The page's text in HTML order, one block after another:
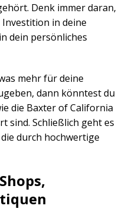
Denk immer daran,
Investition in deine
dein persönliches
mehr für deine
dann könntest du
die Baxter of California
sind. Schließlich geht es
die durch hochwertige